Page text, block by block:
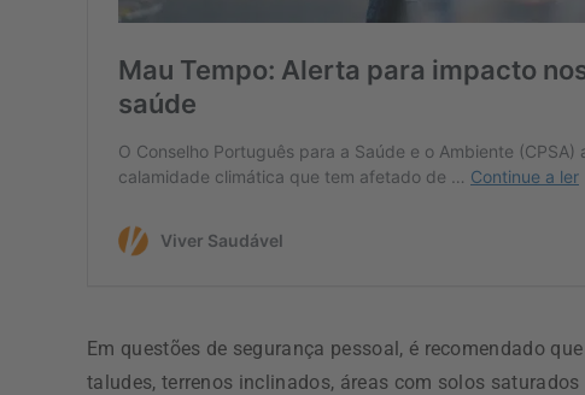
Em questões de segurança pessoal, é recomendado
taludes, terrenos inclinados, áreas com solos